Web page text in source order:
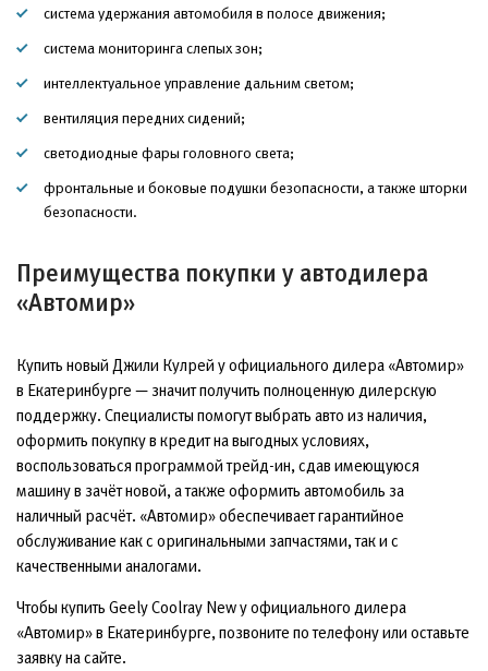
система удержания автомобиля в полосе движения;
система мониторинга слепых зон;
интеллектуальное управление дальним светом;
вентиляция передних сидений;
светодиодные фары головного света;
фронтальные и боковые подушки безопасности, а также шторки
безопасности.
Преимущества покупки у автодилера
«Автомир»
Купить новый Джили Кулрей у официального дилера «Автомир»
в Екатеринбурге — значит получить полноценную дилерскую
поддержку. Специалисты помогут выбрать авто из наличия,
оформить покупку в кредит на выгодных условиях,
воспользоваться программой трейд-ин, сдав имеющуюся
машину в зачёт новой, а также оформить автомобиль за
наличный расчёт. «Автомир» обеспечивает гарантийное
обслуживание как с оригинальными запчастями, так и с
качественными аналогами.
Чтобы купить Geely Coolray New у официального дилера
«Автомир» в Екатеринбурге, позвоните по телефону или оставьте
заявку на сайте.